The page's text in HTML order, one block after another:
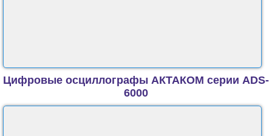
Цифровые осциллографы АКТАКОМ серии ADS-
6000